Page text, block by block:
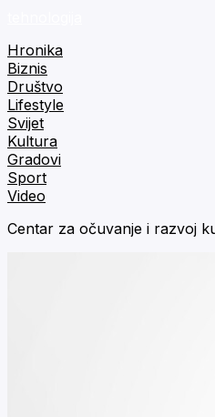
Hronika
Biznis
Društvo
Lifestyle
Svijet
Kultura
Gradovi
Sport
Video
Centar za očuvanje i razvoj